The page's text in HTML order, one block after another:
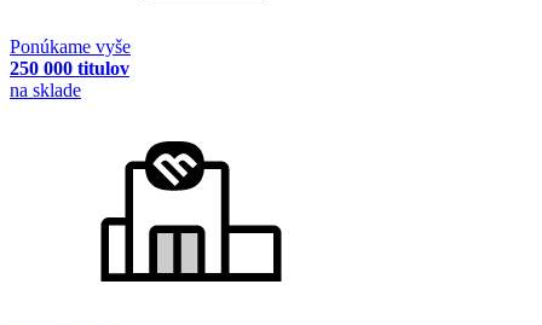
Ponúkame vyše
250 000 titulov
na sklade